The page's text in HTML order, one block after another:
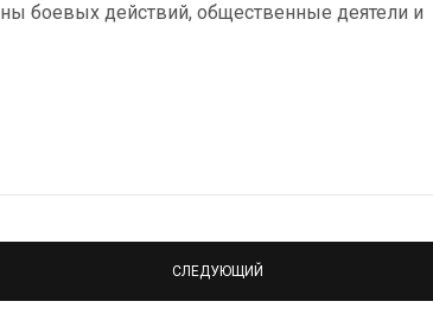
боевых действий, общественные деятели и
СЛЕДУЮЩИЙ